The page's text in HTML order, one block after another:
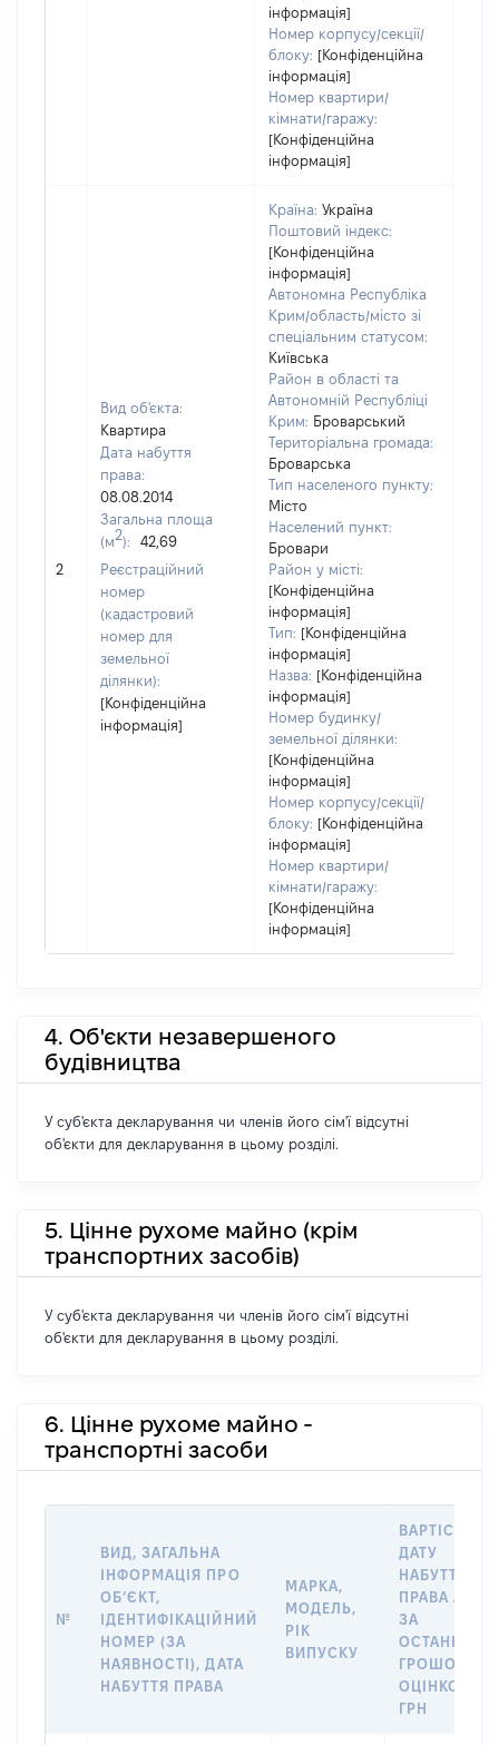
інформація]
Номер корпусу/секції/
блоку: [Конфіденційна
інформація]
Номер квартири/
кімнати/гаражу:
[Конфіденційна
інформація]
2
Вид об'єкта:
Квартира
Дата набуття
права:
08.08.2014
Загальна площа
(м2):
42,69
Реєстраційний
номер
(кадастровий
номер для
земельної
ділянки):
[Конфіденційна
інформація]
Країна: Україна
Поштовий індекс:
[Конфіденційна
інформація]
Автономна Республіка
Крим/область/місто зі
спеціальним статусом:
Київська
Район в області та
Автономній Республіці
Крим: Броварський
Територіальна громада:
Броварська
Тип населеного пункту:
Місто
Населений пункт:
Бровари
Район у місті:
[Конфіденційна
інформація]
Тип: [Конфіденційна
інформація]
Назва: [Конфіденційна
інформація]
Номер будинку/
земельної ділянки:
[Конфіденційна
інформація]
Номер корпусу/секції/
блоку: [Конфіденційна
інформація]
Номер квартири/
кімнати/гаражу:
[Конфіденційна
інформація]
4. Об'єкти незавершеного
будівництва
У суб'єкта декларування чи членів його сім'ї відсутні
об'єкти для декларування в цьому розділі.
5. Цінне рухоме майно (крім
транспортних засобів)
У суб'єкта декларування чи членів його сім'ї відсутні
об'єкти для декларування в цьому розділі.
6. Цінне рухоме майно -
транспортні засоби
№
ВИД, ЗАГАЛЬНА
ІНФОРМАЦІЯ ПРО
ОБʼЄКТ,
ІДЕНТИФІКАЦІЙНИЙ
НОМЕР (ЗА
НАЯВНОСТІ), ДАТА
НАБУТТЯ ПРАВА
МАРКА,
МОДЕЛЬ,
РІК
ВИПУСКУ
ВАРТІСТЬ НА
ДАТУ
НАБУТТЯ
ПРАВА АБО
ЗА
ГРОШОВОЮ
ОЦІНКОЮ,
ГРН